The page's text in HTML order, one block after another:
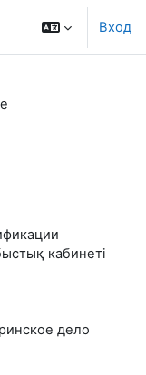
Вход
кабинеті
дело